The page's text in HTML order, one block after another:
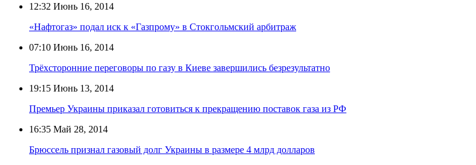
12:32 Июнь 16, 2014
«Нафтогаз» подал иск к «Газпрому» в Стокгольмский арбитраж
07:10 Июнь 16, 2014
Трёхсторонние переговоры по газу в Киеве завершились безрезультатно
19:15 Июнь 13, 2014
Премьер Украины приказал готовиться к прекращению поставок газа из РФ
16:35 Май 28, 2014
Брюссель признал газовый долг Украины в размере 4 млрд долларов